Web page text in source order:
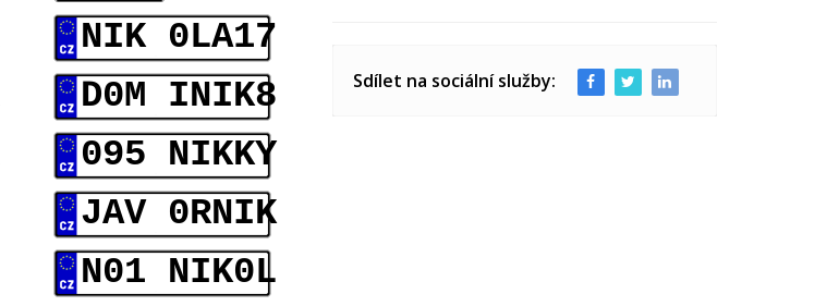
NIK 0LA17
D0M INIK8
095 NIKKY
JAV 0RNIK
N01 NIK0L
Sdílet na sociální služby: